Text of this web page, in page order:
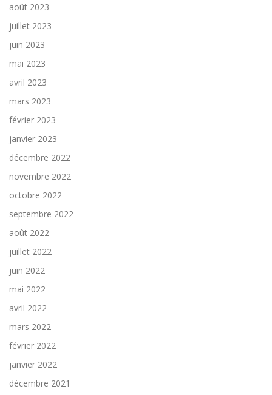
août 2023
juillet 2023
juin 2023
mai 2023
avril 2023
mars 2023
février 2023
janvier 2023
décembre 2022
novembre 2022
octobre 2022
septembre 2022
août 2022
juillet 2022
juin 2022
mai 2022
avril 2022
mars 2022
février 2022
janvier 2022
décembre 2021